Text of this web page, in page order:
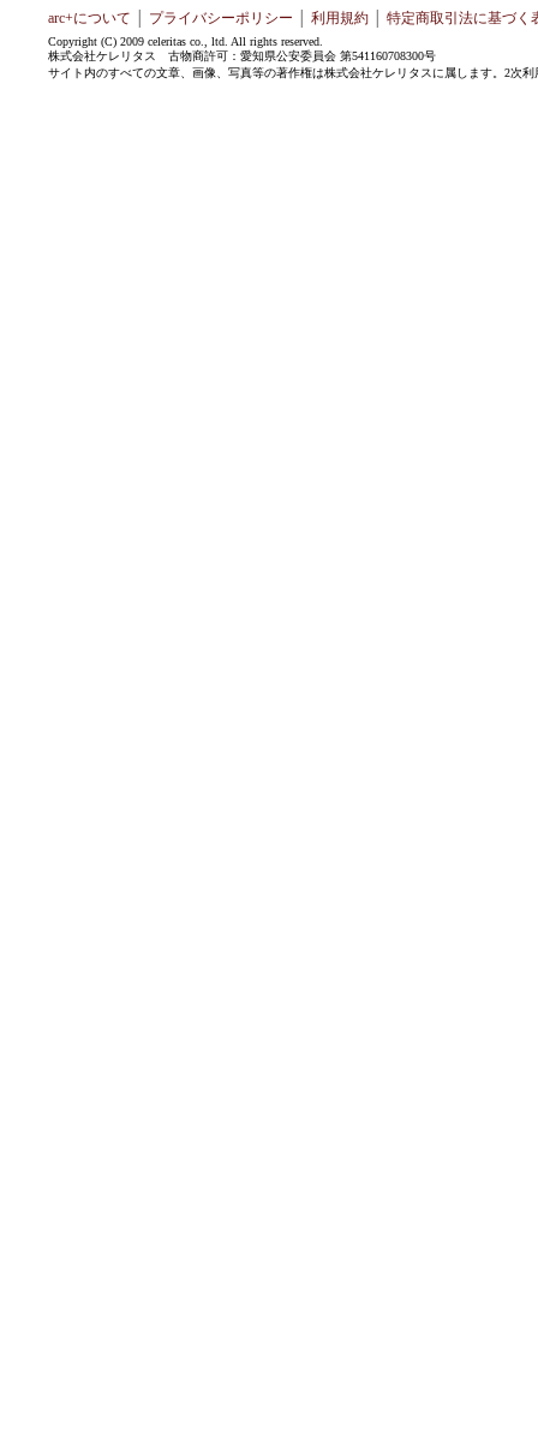
arc+について プライバシーポリシー 利用規約 特定商取引法に基づく
Copyright (C) 2009 celeritas co., ltd. All rights reserved.
株式会社ケレリタス 古物商許可：愛知県公安委員会 第541160708300号
サイト内のすべての文章、画像、写真等の著作権は株式会社ケレリタスに属します。2次